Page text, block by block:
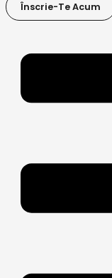
Înscrie-Te Acum